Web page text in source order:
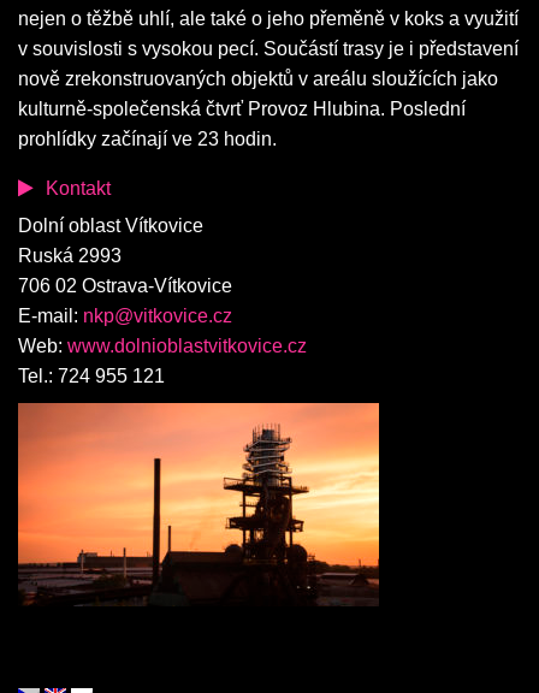
nejen o těžbě uhlí, ale také o jeho přeměně v koks a využití
v souvislosti s vysokou pecí. Součástí trasy je i představení
nově zrekonstruovaných objektů v areálu sloužících jako
kulturně-společenská čtvrť Provoz Hlubina. Poslední
prohlídky začínají ve 23 hodin.
Kontakt
Dolní oblast Vítkovice
Ruská 2993
706 02 Ostrava-Vítkovice
E-mail: nkp@vitkovice.cz
Web: www.dolnioblastvitkovice.cz
Tel.: 724 955 121